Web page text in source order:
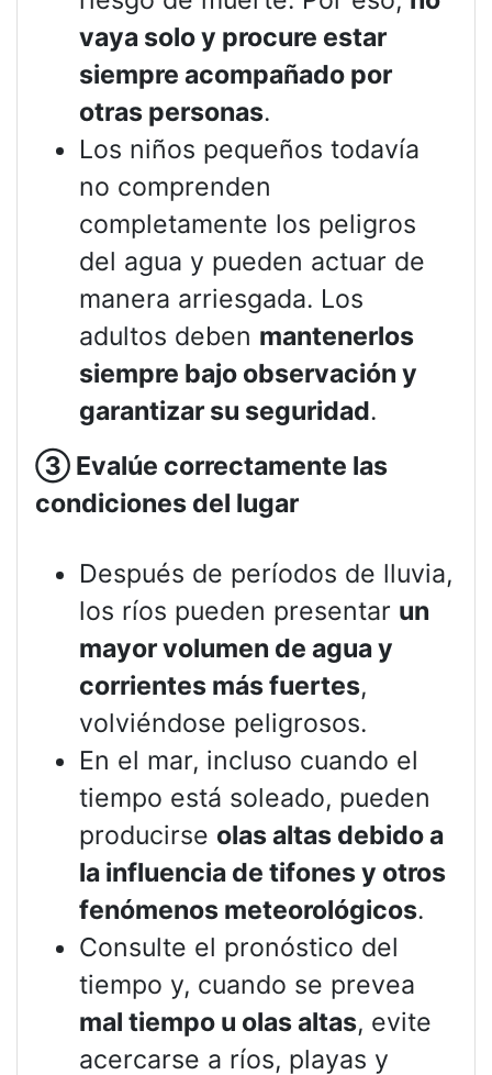
vaya solo y procure estar
siempre acompañado por
otras personas.
Los niños pequeños todavía
no comprenden
completamente los peligros
del agua y pueden actuar de
manera arriesgada. Los
adultos deben mantenerlos
siempre bajo observación y
garantizar su seguridad.
③ Evalúe correctamente las
condiciones del lugar
Después de períodos de lluvia,
los ríos pueden presentar un
mayor volumen de agua y
corrientes más fuertes,
volviéndose peligrosos.
En el mar, incluso cuando el
tiempo está soleado, pueden
producirse olas altas debido a
la influencia de tifones y otros
fenómenos meteorológicos.
Consulte el pronóstico del
tiempo y, cuando se prevea
mal tiempo u olas altas, evite
acercarse a ríos, playas y